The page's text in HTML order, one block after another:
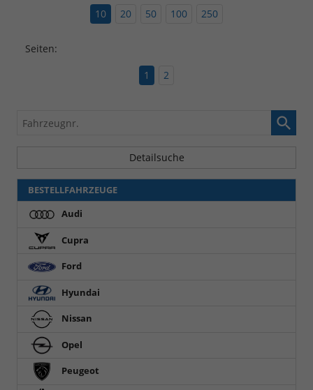
10 20 50 100 250
Seiten:
1
2
Fahrzeugnr.
Detailsuche
BESTELLFAHRZEUGE
Audi
Cupra
Ford
Hyundai
Nissan
Opel
Peugeot